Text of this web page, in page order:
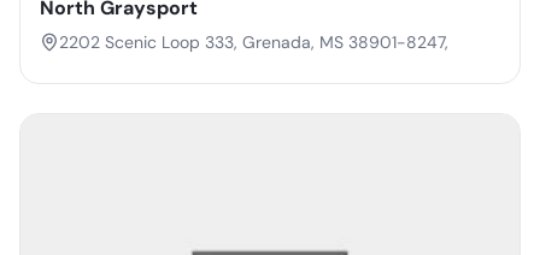
North Graysport
2202 Scenic Loop 333, Grenada, MS 38901-8247,